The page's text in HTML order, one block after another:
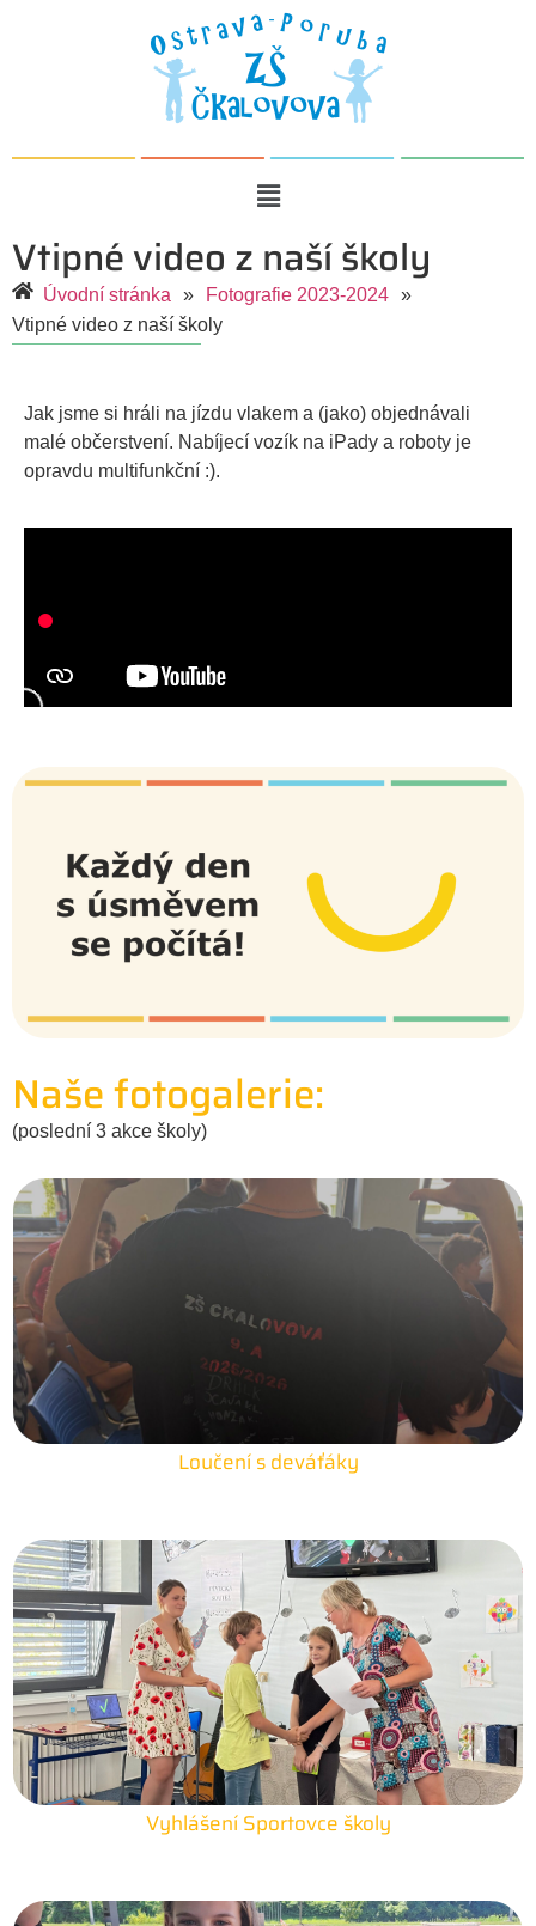
Vtipné video z naší školy
Úvodní stránka » Fotografie 2023-2024 »
Vtipné video z naší školy
Jak jsme si hráli na jízdu vlakem a (jako) objednávali
malé občerstvení. Nabíjecí vozík na iPady a roboty je
opravdu multifunkční :).
Naše fotogalerie:
(poslední 3 akce školy)
Loučení s deváťáky
Vyhlášení Sportovce školy